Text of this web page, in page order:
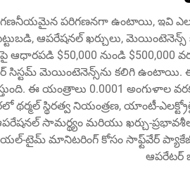
పరిగణనగా ఉంటాయి, ఇవి
ఆపరేషనల్ ఖర్చులు,
ఆధారపడి $50,000 నుండి
మెయింటెనెన్స్‌ను కలిగి ఉంటాయి. ఈ
ఈ యంత్రాలు 0.0001
స్థిరత్వ నియంత్రణ, యాంటీ-
సామర్థ్యం మరియు ఖర్చు-
టైమ్ మానిటరింగ్ కోసం సాఫ్ట్‌వేర్
ఆపరేటర్